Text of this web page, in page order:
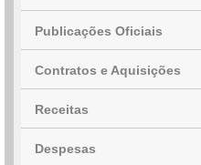
Publicações Oficiais
Contratos e Aquisições
Receitas
Despesas